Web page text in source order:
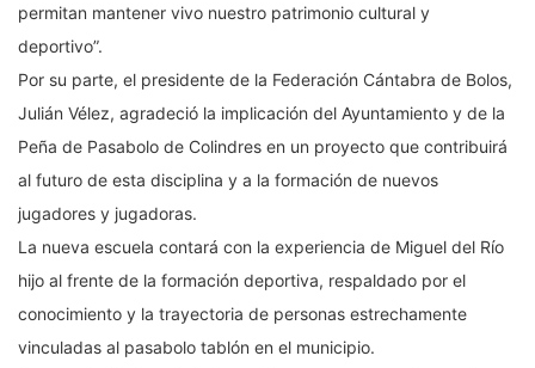
permitan mantener vivo nuestro patrimonio cultural y
deportivo”.
Por su parte, el presidente de la Federación Cántabra de Bolos,
Julián Vélez, agradeció la implicación del Ayuntamiento y de la
Peña de Pasabolo de Colindres en un proyecto que contribuirá
al futuro de esta disciplina y a la formación de nuevos
jugadores y jugadoras.
La nueva escuela contará con la experiencia de Miguel del Río
hijo al frente de la formación deportiva, respaldado por el
conocimiento y la trayectoria de personas estrechamente
vinculadas al pasabolo tablón en el municipio.